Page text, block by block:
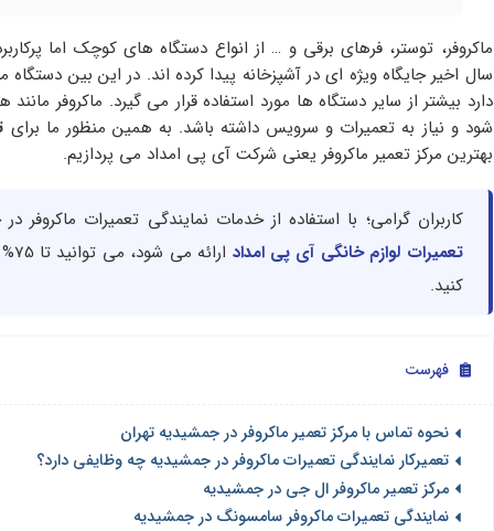
ماکروفر، توستر، فرهای برقی و … از انواع دستگاه های کوچک اما
سال اخیر جایگاه ویژه ای در آشپزخانه پیدا کرده اند. در این بین دستگاه
دارد بیشتر از سایر دستگاه ها مورد استفاده قرار می گیرد. ماکروفر
شود و نیاز به تعمیرات و سرویس داشته باشد. به همین منظور ما برای
بهترین مرکز تعمیر ماکروفر یعنی شرکت آی پی امداد می پردازیم.
کاربران گرامی؛ با استفاده از خدمات نمایندگی تعمیرات ماکروفر
تعمیرات لوازم خانگی آی پی امداد
کنید.
فهرست
نحوه تماس با مرکز تعمیر ماکروفر در جمشیدیه تهران
تعمیرکار نمایندگی تعمیرات ماکروفر در جمشیدیه چه وظایفی دارد؟
مرکز تعمیر ماکروفر ال جی در جمشیدیه
نمایندگی تعمیرات ماکروفر سامسونگ در جمشیدیه